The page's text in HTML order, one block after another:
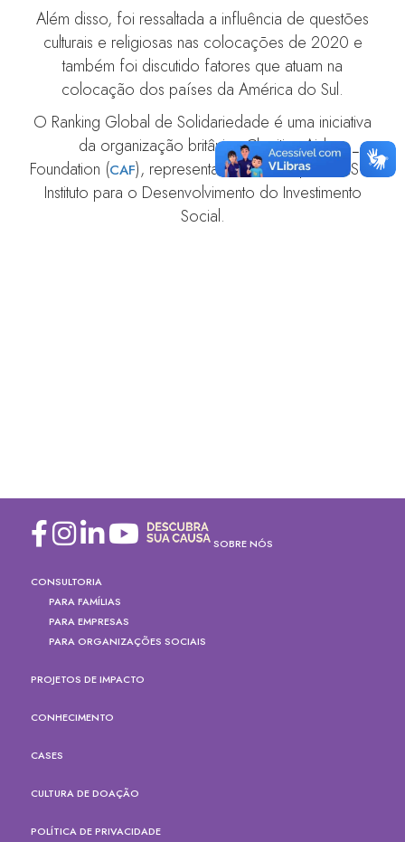
Além disso, foi ressaltada a influência de questões
culturais e religiosas nas colocações de 2020 e
também foi discutido fatores que atuam na
colocação dos países da América do Sul.
O Ranking Global de Solidariedade é uma iniciativa
da organização britânica Charities Aid
Foundation (CAF), representada no Brasil pelo IDIS –
Instituto para o Desenvolvimento do Investimento
Social.
SOBRE NÓS
CONSULTORIA
PARA FAMÍLIAS
PARA EMPRESAS
PARA ORGANIZAÇÕES SOCIAIS
PROJETOS DE IMPACTO
CONHECIMENTO
CASES
CULTURA DE DOAÇÃO
POLÍTICA DE PRIVACIDADE